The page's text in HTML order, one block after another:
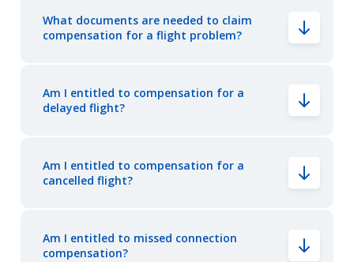
What documents are needed to claim
compensation for a flight problem?
Am I entitled to compensation for a
delayed flight?
Am I entitled to compensation for a
cancelled flight?
Am I entitled to missed connection
compensation?